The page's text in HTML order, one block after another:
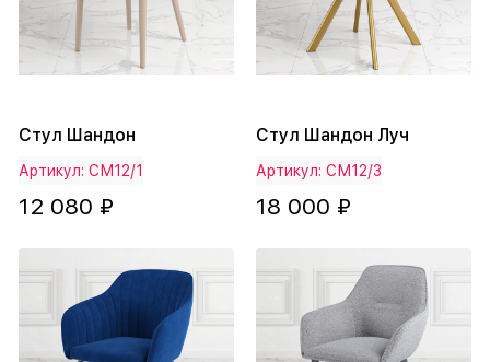
Стул Шандон
Артикул: СМ12/1
12 080 ₽
Стул Шандон Луч
Артикул: СМ12/3
18 000 ₽